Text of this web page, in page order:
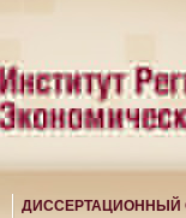
ДИССЕРТАЦИОННЫЙ